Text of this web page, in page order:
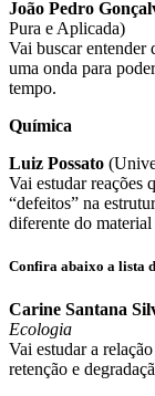
João Pedro
Pura e Aplicada)
Vai buscar entender
uma onda para
tempo.
Química
Luiz Possato
Vai estudar reações
“defeitos” na
diferente do
Confira abaixo a lista
Carine Santana
Ecologia
Vai estudar a
retenção e